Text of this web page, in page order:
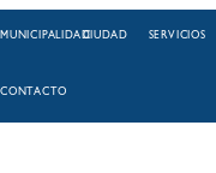
MUNICIPALIDADCIUDAD SERVICIOS
CONTACTO